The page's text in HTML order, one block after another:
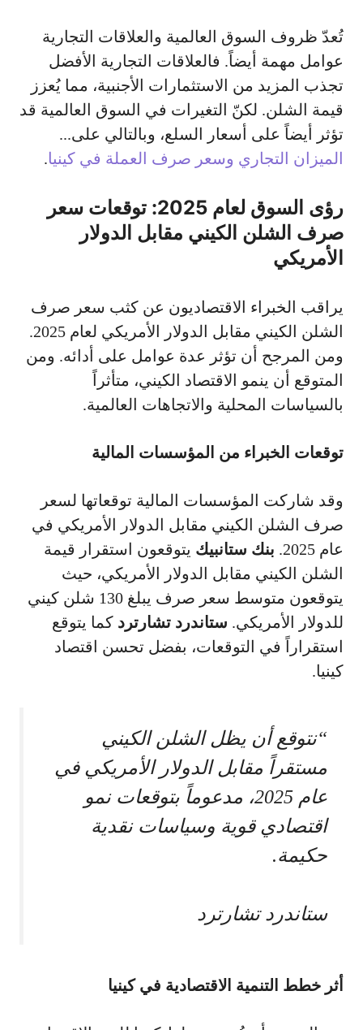
تُعدّ ظروف السوق العالمية والعلاقات التجارية
عوامل مهمة أيضاً. فالعلاقات التجارية الأفضل
تجذب المزيد من الاستثمارات الأجنبية، مما يُعزز
قيمة الشلن. لكنّ التغيرات في السوق العالمية قد
تؤثر أيضاً على أسعار السلع، وبالتالي على...
الميزان التجاري وسعر صرف العملة في كينيا.
رؤى السوق لعام 2025: توقعات سعر
صرف الشلن الكيني مقابل الدولار
الأمريكي
يراقب الخبراء الاقتصاديون عن كثب سعر صرف
الشلن الكيني مقابل الدولار الأمريكي لعام 2025.
ومن المرجح أن تؤثر عدة عوامل على أدائه. ومن
المتوقع أن ينمو الاقتصاد الكيني، متأثراً
بالسياسات المحلية والاتجاهات العالمية.
توقعات الخبراء من المؤسسات المالية
وقد شاركت المؤسسات المالية توقعاتها لسعر
صرف الشلن الكيني مقابل الدولار الأمريكي في
عام 2025.
بنك ستانبيك يتوقعون استقرار قيمة
الشلن الكيني مقابل الدولار الأمريكي، حيث
يتوقعون متوسط سعر صرف يبلغ 130 شلن كيني
للدولار الأمريكي. ستاندرد تشارترد كما يتوقع
استقراراً في التوقعات، بفضل تحسن اقتصاد
كينيا.
“نتوقع أن يظل الشلن الكيني
مستقراً مقابل الدولار الأمريكي في
عام 2025، مدعوماً بتوقعات نمو
اقتصادي قوية وسياسات نقدية
حكيمة.
ستاندرد تشارترد
أثر خطط التنمية الاقتصادية في كينيا